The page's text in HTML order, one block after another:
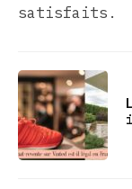
satisfaits.